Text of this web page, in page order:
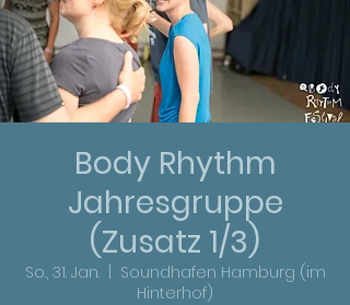
Body Rhythm
Jahresgruppe
(Zusatz 1/3)
So., 31. Jan.
  |
Soundhafen Hamburg (im
Hinterhof)